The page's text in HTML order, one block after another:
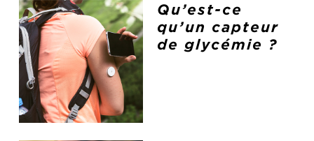
Qu’est-ce
qu’un capteur
de glycémie ?